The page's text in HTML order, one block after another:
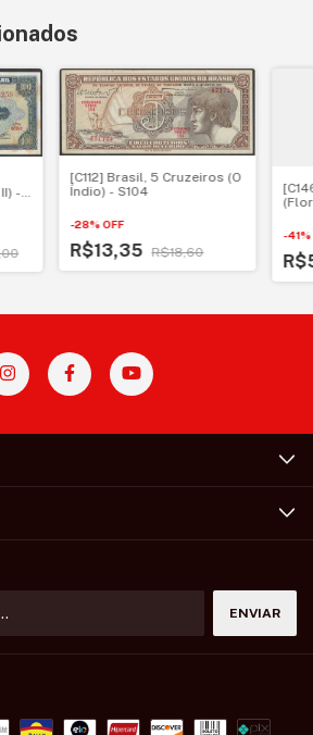
-
[C112] Brasil, 5 Cruzeiros (O
Índio) - S104
-28%OFF
R$13,35 R$18,60
-41%